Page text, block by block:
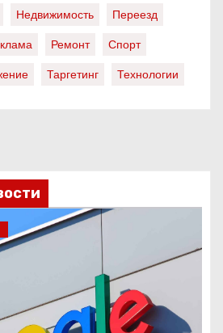
Недвижимость
Переезд
Ремонт
Спорт
Таргетинг Технологии